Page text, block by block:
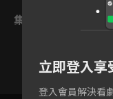
集數列表
立即登入享
登入會員解決看